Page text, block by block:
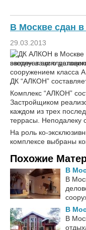
В Москве сдан
29.03.2013
эксплуатацию
сооружением класса
ДК “АЛКОН”
Комплекс “АЛКОН”
Застройщиком
каждом из трех
террасы. Неподалеку
На роль ко-
комплексе выбраны
Похожие
В
В
В
В